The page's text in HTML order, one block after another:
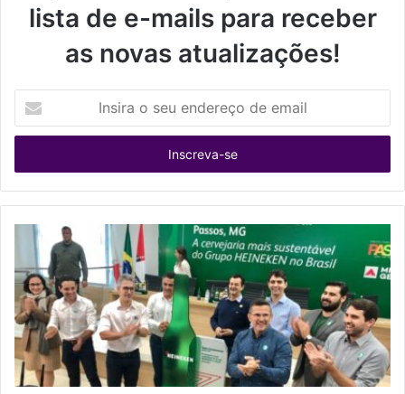
lista de e-mails para receber
as novas atualizações!
seu
de
email